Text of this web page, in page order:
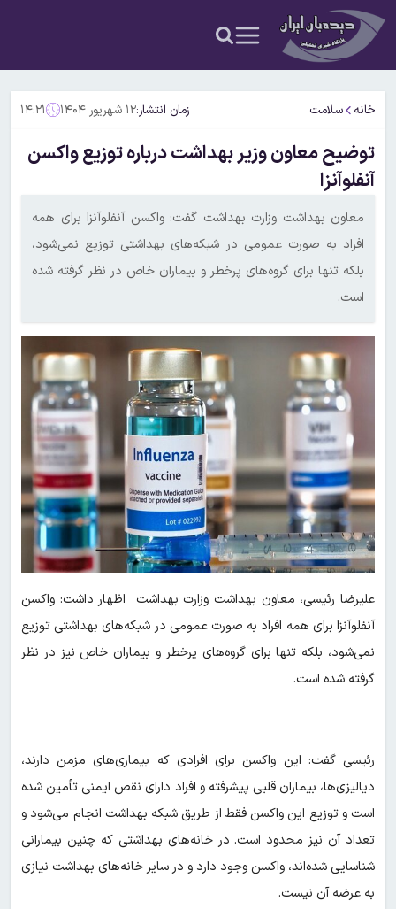
خانه سلامت زمان انتشار:۱۲ شهریور ۱۴۰۴ ۱۴:۲۱
توضیح معاون وزیر بهداشت درباره توزیع واکسن
آنفلوآنزا
معاون بهداشت وزارت بهداشت گفت: واکسن آنفلوآنزا برای همه
افراد به صورت عمومی در شبکه‌های بهداشتی توزیع نمی‌شود،
بلکه تنها برای گروه‌های پرخطر و بیماران خاص در نظر گرفته شده
است.
علیرضا رئیسی، معاون بهداشت وزارت بهداشت اظهار داشت: واکسن
آنفلوآنزا برای همه افراد به صورت عمومی در شبکه‌های بهداشتی توزیع
نمی‌شود، بلکه تنها برای گروه‌های پرخطر و بیماران خاص نیز در نظر
گرفته شده است.
رئیسی گفت: این واکسن برای افرادی که بیماری‌های مزمن دارند،
دیالیزی‌ها، بیماران قلبی پیشرفته و افراد دارای نقص ایمنی تأمین شده
است و توزیع این واکسن فقط از طریق شبکه بهداشت انجام می‌شود و
تعداد آن نیز محدود است. در خانه‌های بهداشتی که چنین بیمارانی
شناسایی شده‌اند، واکسن وجود دارد و در سایر خانه‌های بهداشت نیازی
به عرضه آن نیست.